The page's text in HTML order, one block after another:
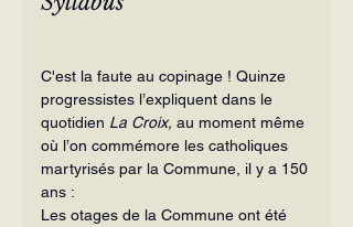
C'est la faute au copinage ! Quinze
progressistes l’expliquent dans le
quotidien La Croix, au moment même
où l’on commémore les catholiques
martyrisés par la Commune, il y a 150
ans :
Les otages de la Commune ont été